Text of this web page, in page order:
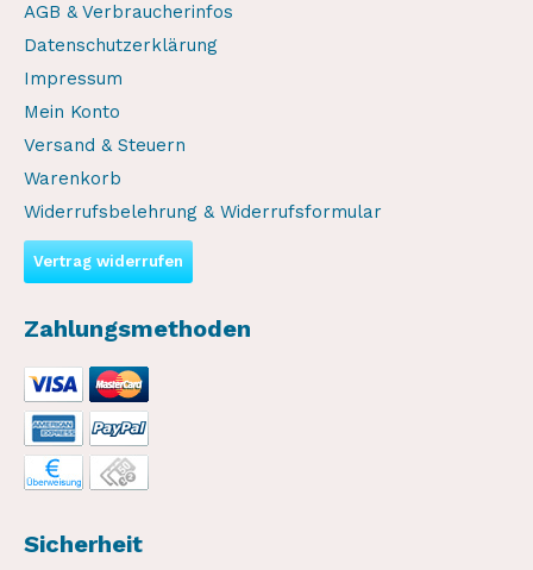
AGB & Verbraucherinfos
Datenschutzerklärung
Impressum
Mein Konto
Versand & Steuern
Warenkorb
Widerrufsbelehrung & Widerrufsformular
Vertrag widerrufen
Zahlungsmethoden
Sicherheit